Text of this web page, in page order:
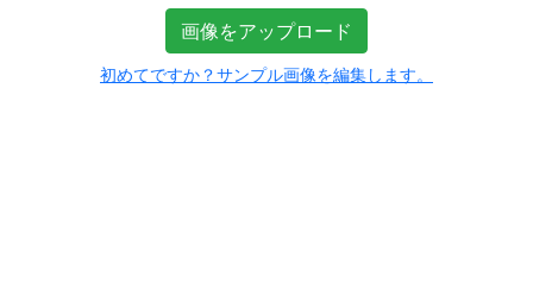
画像をアップロード
初めてですか？サンプル画像を編集します。